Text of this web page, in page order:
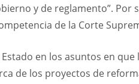
y de reglamento”.
de la Corte
en los asuntos en
de los proyectos de